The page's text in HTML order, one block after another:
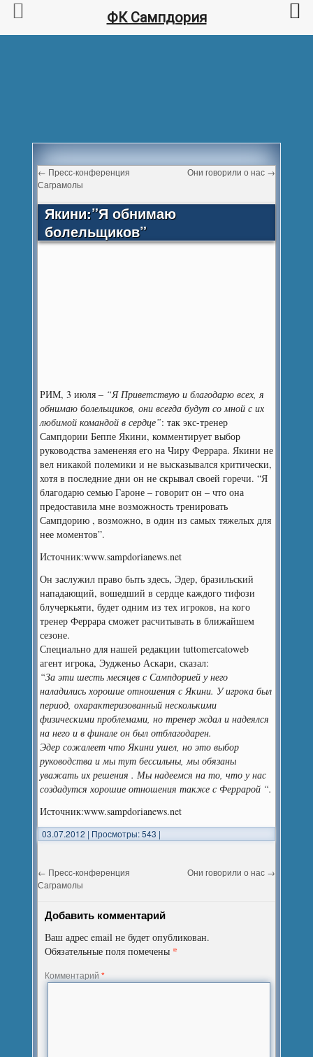
← Пресс-конференция
Саграмолы
Они говорили о нас →
Якини:”Я обнимаю
болельщиков”
РИМ, 3 июля – “Я Приветствую и благодарю всех, я
обнимаю болельщиков, они всегда будут со мной с их
любимой командой в сердце”: так экс-тренер
Сампдории Беппе Якини, комментирует выбор
руководства замененяя его на Чиру Феррара. Якини не
вел никакой полемики и не высказывался критически,
хотя в последние дни он не скрывал своей горечи. “Я
благодарю семью Гароне – говорит он – что она
предоставила мне возможность тренировать
Сампдорию , возможно, в один из самых тяжелых для
нее моментов”.
Источник:www.sampdorianews.net
Он заслужил право быть здесь, Эдер, бразильский
нападающий, вошедший в сердце каждого тифози
блучеркьяти, будет одним из тех игроков, на кого
тренер Феррара сможет расчитывать в ближайшем
сезоне.
Специально для нашей редакции tuttomercatoweb
агент игрока, Эудженьо Аскари, сказал:
“За эти шесть месяцев с Сампдорией у него
наладились хорошие отношения с Якини. У игрока был
период, охарактеризованный несколькими
физическими проблемами, но тренер ждал и надеялся
на него и в финале он был отблагодарен.
Эдер сожалеет что Якини ушел, но это выбор
руководства и мы тут бессильны, мы обязаны
уважать их решения . Мы надеемся на то, что у нас
создадутся хорошие отношения также с Феррарой “.
Источник:www.sampdorianews.net
03.07.2012 | Просмотры: 543 |
← Пресс-конференция
Саграмолы
Они говорили о нас →
Добавить комментарий
Ваш адрес email не будет опубликован.
Обязательные поля помечены *
Комментарий*
ФК Сампдория